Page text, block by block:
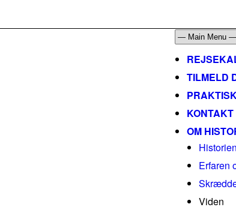
TILMELD
KONTAKT
OM
Erfaren
Viden